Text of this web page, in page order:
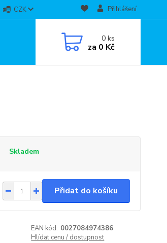
CZK Přihlášení
0ks
za 0 Kč
Skladem
Přidat do košíku
EAN kód: 0027084974386
Hlídat cenu / dostupnost